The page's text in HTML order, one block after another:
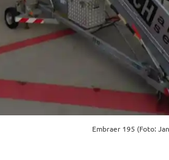
Embraer 195 (Foto: